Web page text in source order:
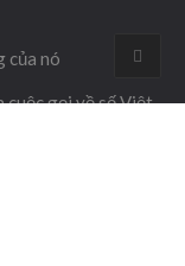
của nó
gọi về số Việt